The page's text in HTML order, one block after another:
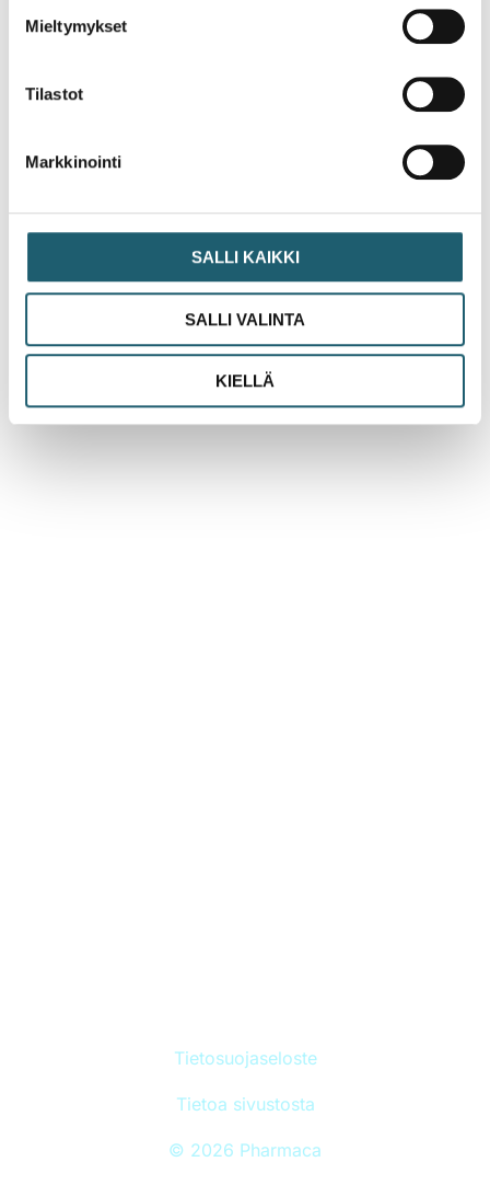
Mieltymykset
Tilastot
Markkinointi
SALLI KAIKKI
SALLI VALINTA
KIELLÄ
Ajankohtaista
Uutinen
HPV-rokotuskattavuus on Suomessa muita
Pohjoismaita matalampi
Lue lisää »
Tietosuojaseloste
Tietoa sivustosta
© 2026 Pharmaca